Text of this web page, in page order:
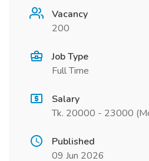
Vacancy
200
Job Type
Full Time
Salary
Tk. 20000 - 23000
Published
09 Jun 2026